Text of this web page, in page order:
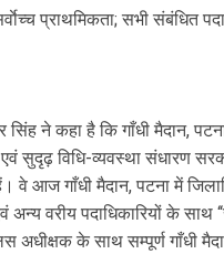
प्राथमिकता; सभी संबंधित
ने कहा है कि गाँधी मैदान,
सुदृढ़ विधि-व्यवस्था संधारण
वे आज गाँधी मैदान, पटना में
वरीय पदाधिकारियों के साथ
अधीक्षक के साथ सम्पूर्ण गाँधी